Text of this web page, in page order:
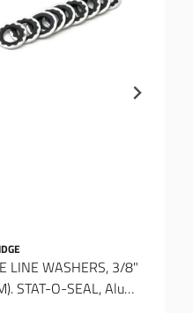
LINE WASHERS, 3/8"
STAT-O-SEAL, Alu